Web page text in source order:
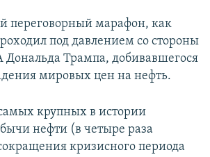
переговорный марафон, как
под давлением со стороны
Трампа, добивавшегося
мировых цен на нефть.
крупных в истории
нефти (в четыре раза
кризисного периода